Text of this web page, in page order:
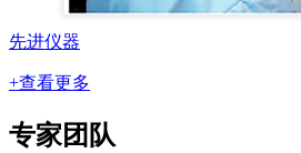
先进仪器
+查看更多
专家团队